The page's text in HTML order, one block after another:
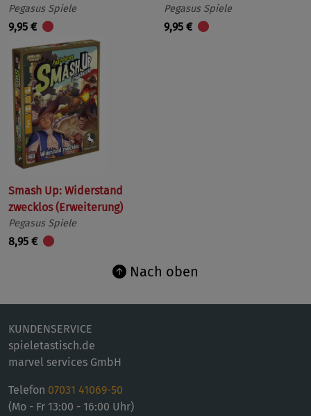
Pegasus Spiele
9,95 €
Pegasus Spiele
9,95 €
Smash Up: Widerstand
zwecklos (Erweiterung)
Pegasus Spiele
8,95 €
Nach oben
KUNDENSERVICE
spieletastisch.de
marvel services GmbH
Telefon 07031 41069-50
(Mo - Fr 13:00 - 16:00 Uhr)